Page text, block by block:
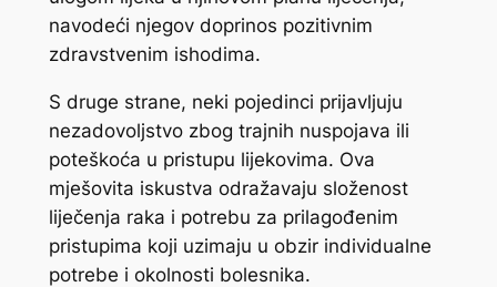
navodeći njegov doprinos pozitivnim
zdravstvenim ishodima.
S druge strane, neki pojedinci prijavljuju
nezadovoljstvo zbog trajnih nuspojava ili
poteškoća u pristupu lijekovima. Ova
mješovita iskustva odražavaju složenost
liječenja raka i potrebu za prilagođenim
pristupima koji uzimaju u obzir individualne
potrebe i okolnosti bolesnika.